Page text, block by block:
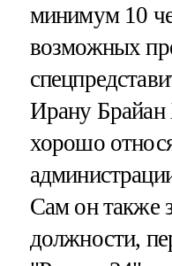
минимум 10
возможных
Ирану
хорошо
Сам он также
должности,